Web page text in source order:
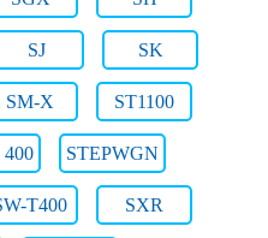
SJ SK
SM-X ST1100
400 STEPWGN
T400 SXR